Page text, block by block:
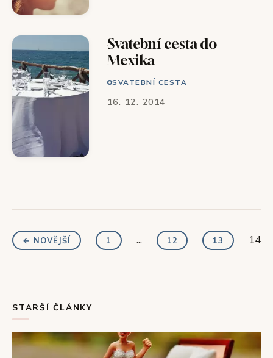
Svatební cesta do
Mexika
SVATEBNÍ CESTA
16. 12. 2014
← NOVĚJŠÍ 1 ... 12 13 14
STARŠÍ ČLÁNKY